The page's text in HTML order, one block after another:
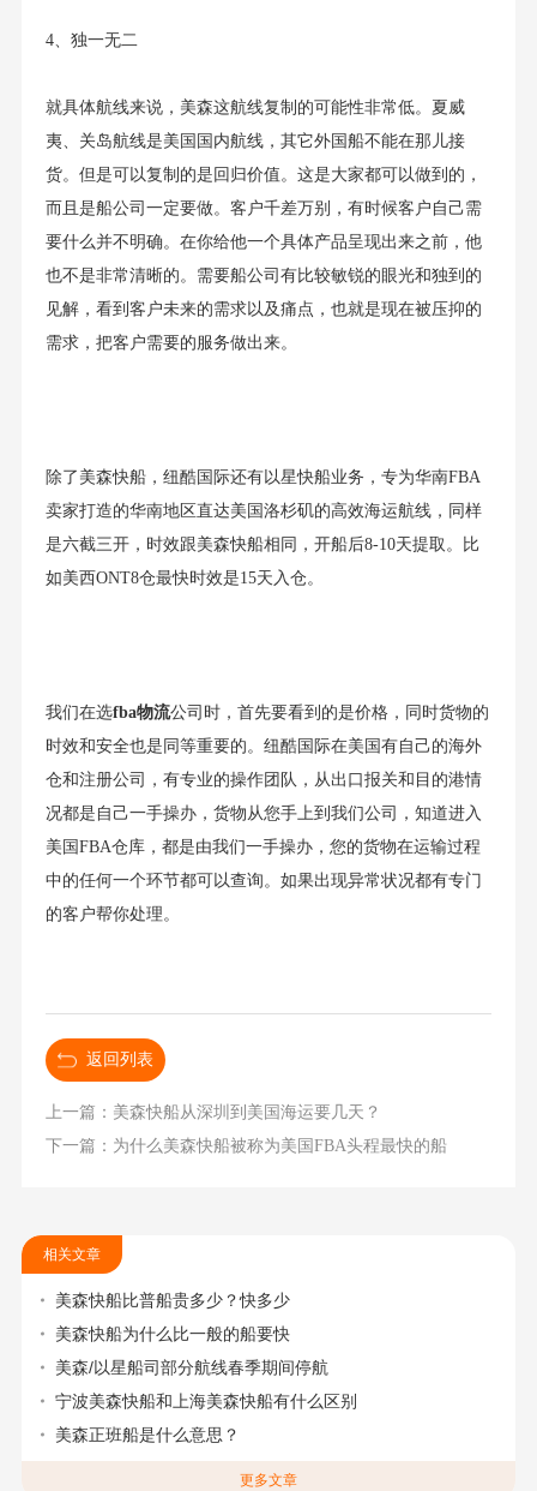
4、独一无二
就具体航线来说，美森这航线复制的可能性非常低。夏威
夷、关岛航线是美国国内航线，其它外国船不能在那儿接
货。但是可以复制的是回归价值。这是大家都可以做到的，
而且是船公司一定要做。客户千差万别，有时候客户自己需
要什么并不明确。在你给他一个具体产品呈现出来之前，他
也不是非常清晰的。需要船公司有比较敏锐的眼光和独到的
见解，看到客户未来的需求以及痛点，也就是现在被压抑的
需求，把客户需要的服务做出来。
除了美森快船，纽酷国际还有以星快船业务，专为华南FBA
卖家打造的华南地区直达美国洛杉矶的高效海运航线，同样
是六截三开，时效跟美森快船相同，开船后8-10天提取。比
如美西ONT8仓最快时效是15天入仓。
我们在选fba物流公司时，首先要看到的是价格，同时货物的
时效和安全也是同等重要的。纽酷国际在美国有自己的海外
仓和注册公司，有专业的操作团队，从出口报关和目的港情
况都是自己一手操办，货物从您手上到我们公司，知道进入
美国FBA仓库，都是由我们一手操办，您的货物在运输过程
中的任何一个环节都可以查询。如果出现异常状况都有专门
的客户帮你处理。
返回列表
上一篇：美森快船从深圳到美国海运要几天？
下一篇：为什么美森快船被称为美国FBA头程最快的船
相关文章
美森快船比普船贵多少？快多少
美森快船为什么比一般的船要快
美森/以星船司部分航线春季期间停航
宁波美森快船和上海美森快船有什么区别
美森正班船是什么意思？
更多文章